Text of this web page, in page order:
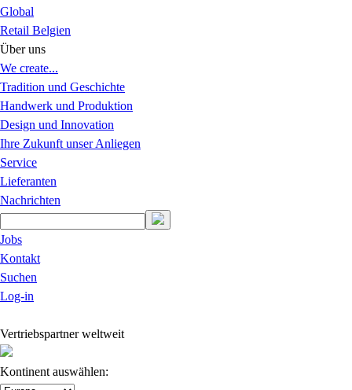
Global
Retail Belgien
Über uns
We create...
Tradition und Geschichte
Handwerk und Produktion
Design und Innovation
Ihre Zukunft unser Anliegen
Service
Lieferanten
Nachrichten
Jobs
Kontakt
Suchen
Log-in
Vertriebspartner weltweit
Kontinent auswählen: